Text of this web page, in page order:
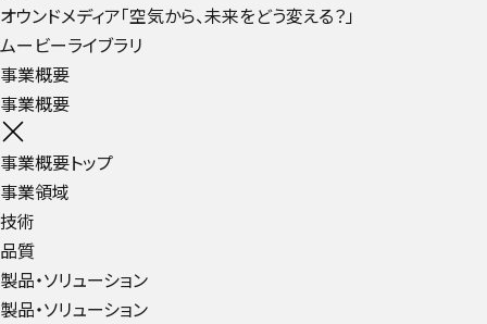
オウンドメディア「空気から、未来をどう変える？」
ムービーライブラリ
事業概要
事業概要
事業概要トップ
事業領域
技術
品質
製品・ソリューション
製品・ソリューション